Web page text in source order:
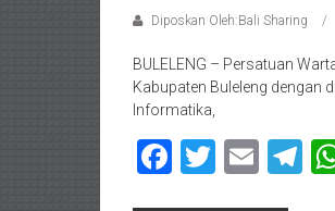
Diposkan Oleh:Bali Sharing
BULELENG – Persatuan
Kabupaten Buleleng dengan
Informatika,
Facebook
Twitter